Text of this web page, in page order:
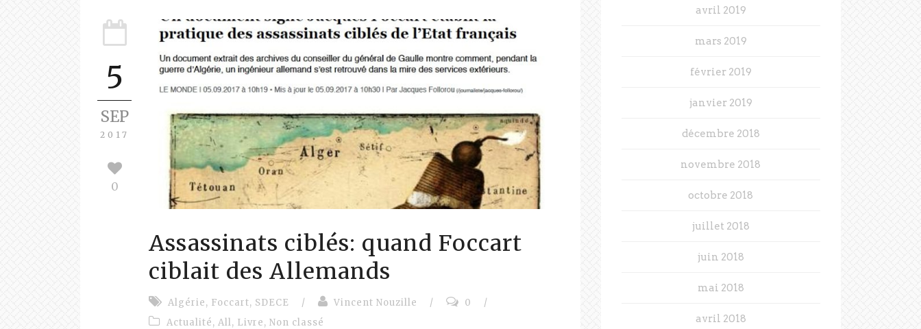
5
SEP
2017
0
Assassinats ciblés: quand Foccart
ciblait des Allemands
Algérie, Foccart, SDECE / Vincent Nouzille / 0
/
Actualité, All, Livre, Non classé
avril 2019
mars 2019
février 2019
janvier 2019
décembre 2018
novembre 2018
octobre 2018
juillet 2018
juin 2018
mai 2018
avril 2018